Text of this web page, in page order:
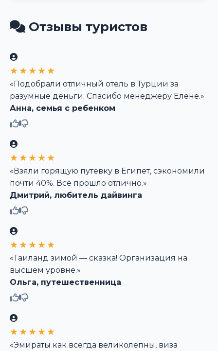
Отзывы туристов
★★★★★
«Подобрали отличный отель в Турции за
разумные деньги. Спасибо менеджеру Елене.»
Анна, семья с ребенком
★★★★★
«Взяли горящую путевку в Египет, сэкономили
почти 40%. Всё прошло отлично.»
Дмитрий, любитель дайвинга
★★★★★
«Таиланд зимой — сказка! Организация на
высшем уровне.»
Ольга, путешественница
★★★★★
«Эмираты как всегда великолепны, виза